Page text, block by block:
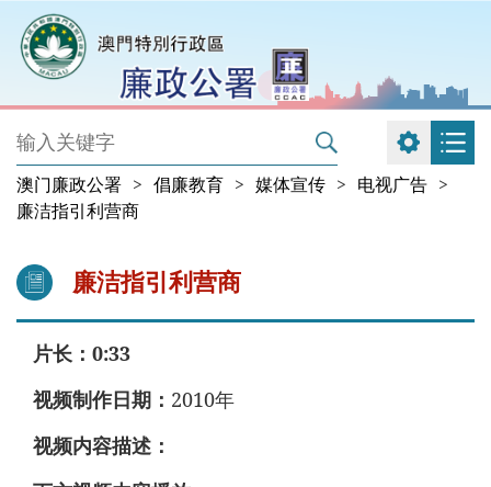
澳门廉政公署 > 倡廉教育 > 媒体宣传 > 电视广告 >
廉洁指引利营商
廉洁指引利营商
片长： 0:33
视频制作日期： 2010年
视频内容描述：